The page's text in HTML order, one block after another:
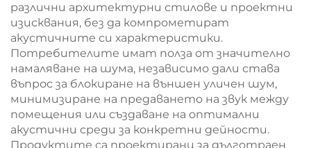
различни архитектурни стилове и проектни
изисквания, без да компрометират
акустичните си характеристики.
Потребителите имат полза от значително
намаляване на шума, независимо дали става
въпрос за блокиране на външен уличен шум,
минимизиране на предаването на звук между
помещения или създаване на оптимални
акустични среди за конкретни дейности.
Продуктите са проектирани за дълготраен